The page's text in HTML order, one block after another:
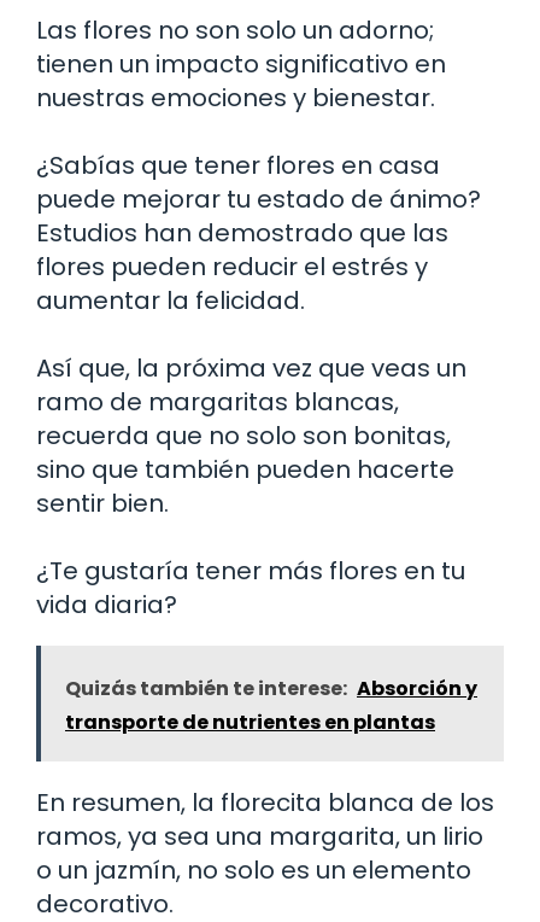
Las flores no son solo un adorno;
tienen un impacto significativo en
nuestras emociones y bienestar.
¿Sabías que tener flores en casa
puede mejorar tu estado de ánimo?
Estudios han demostrado que las
flores pueden reducir el estrés y
aumentar la felicidad.
Así que, la próxima vez que veas un
ramo de margaritas blancas,
recuerda que no solo son bonitas,
sino que también pueden hacerte
sentir bien.
¿Te gustaría tener más flores en tu
vida diaria?
Quizás también te interese: Absorción y
transporte de nutrientes en plantas
En resumen, la florecita blanca de los
ramos, ya sea una margarita, un lirio
o un jazmín, no solo es un elemento
decorativo.